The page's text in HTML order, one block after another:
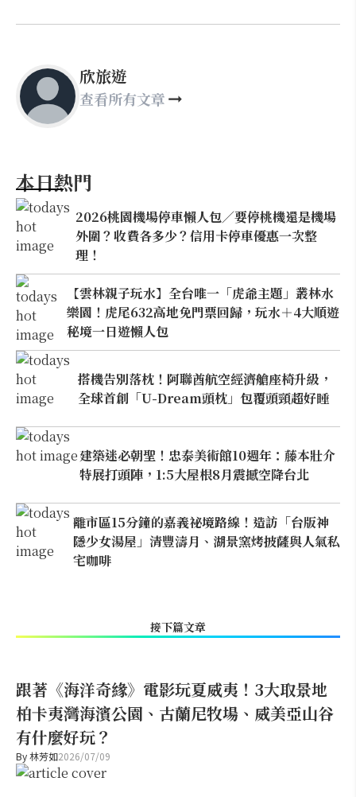
欣旅遊
查看所有文章
本日熱門
2026桃園機場停車懶人包／要停桃機還是機場
外圍？收費各多少？信用卡停車優惠一次整
理！
【雲林親子玩水】全台唯一「虎爺主題」叢林水
樂園！虎尾632高地免門票回歸，玩水＋4大順遊
秘境一日遊懶人包
搭機告別落枕！阿聯酋航空經濟艙座椅升級，
全球首創「U-Dream頭枕」包覆頭頸超好睡
建築迷必朝聖！忠泰美術館10週年：藤本壯介
特展打頭陣，1:5大屋根8月震撼空降台北
離市區15分鐘的嘉義祕境路線！造訪「台版神
隱少女湯屋」清豐濤月、湖景窯烤披薩與人氣私
宅咖啡
接下篇文章
跟著《海洋奇緣》電影玩夏威夷！3大取景地
柏卡夷灣海濱公園、古蘭尼牧場、威美亞山谷
有什麼好玩？
By林芳如2026/07/09